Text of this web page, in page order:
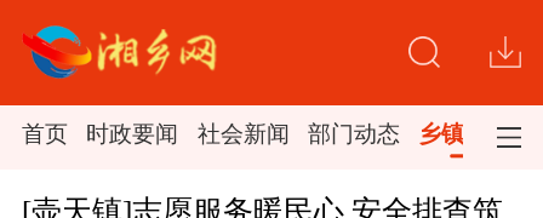
首页 时政要闻 社会新闻 部门动态 乡镇新闻
[壶天镇]志愿服务暖民心 安全排查筑